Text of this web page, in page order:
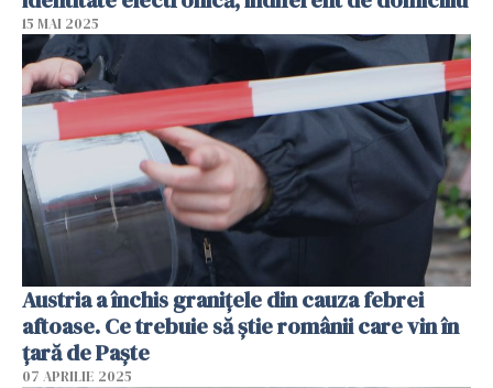
15 MAI 2025
Austria a închis granițele din cauza febrei
aftoase. Ce trebuie să știe românii care vin în
țară de Paște
07 APRILIE 2025